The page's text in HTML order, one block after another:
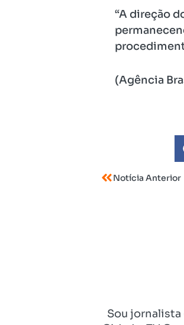
“A direção
(Agência
Notícia Anterior
Sou jornalista